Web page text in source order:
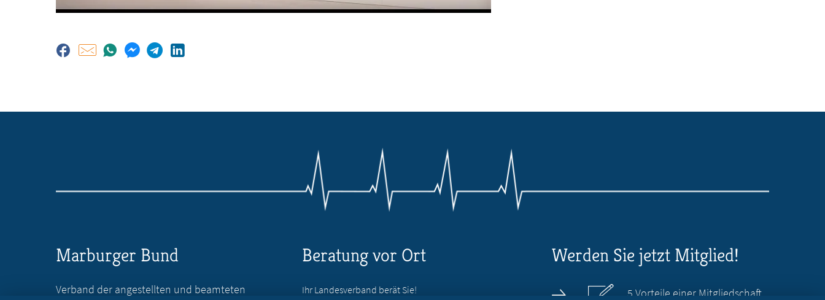
Marburger Bund
Verband der angestellten und beamteten
Beratung vor Ort
Ihr Landesverband berät Sie!
Werden Sie jetzt Mitglied!
5 Vorteile einer Mitgliedschaft